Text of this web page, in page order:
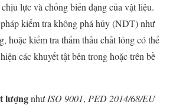
lực và chống biến dạng của vật liệu.
kiểm tra không phá hủy (NDT) như
hoặc kiểm tra thẩm thấu chất lỏng có thể
các khuyết tật bên trong hoặc trên bề
lượngnhưISO 9001, PED 2014/68/EU